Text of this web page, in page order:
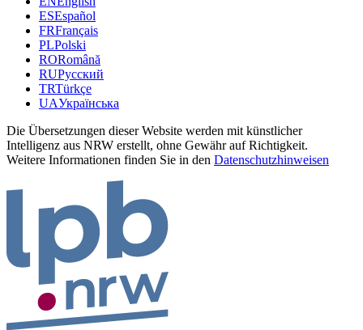
ESEspañol
FRFrançais
PLPolski
RORomână
RUРусский
TRTürkçe
UAУкраїнська
Die Übersetzungen dieser Website werden mit künstlicher
Intelligenz aus NRW erstellt, ohne Gewähr auf Richtigkeit.
Weitere Informationen finden Sie in den Datenschutzhinweisen